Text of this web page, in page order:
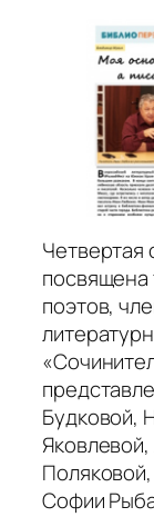
Четвертая
посвящена
поэтов,
Будковой,
Софии